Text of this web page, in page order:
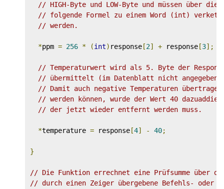
// HIGH-Byte und LOW-Byte und müssen über die
// folgende Formel zu einem Word (int)
// werden.
*ppm = 256 * (int) response [2] + response [3];
// Temperaturwert wird als 5. Byte der
// übermittelt (im Datenblatt nicht
// Damit auch negative Temperaturen
// werden können, wurde der Wert 40
// der jetzt wieder entfernt werden muss.
*temperature = response [4] - 40;
}
// Die Funktion errechnet eine Prüfsumme über
// durch einen Zeiger übergebene Befehls- oder